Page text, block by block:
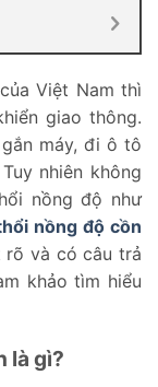
Việt Nam thì
giao thông.
máy, đi ô tô
nhiên không
nồng độ như
nồng độ cồn
rõ và có câu trả
khảo tìm hiểu
là gì?